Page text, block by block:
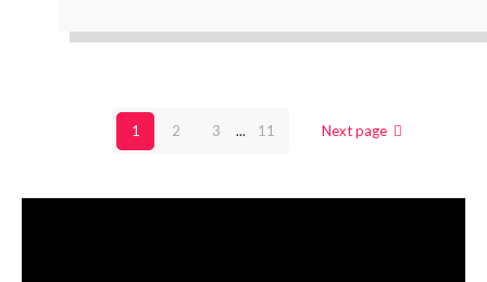
1 2 3 ... 11 Next page